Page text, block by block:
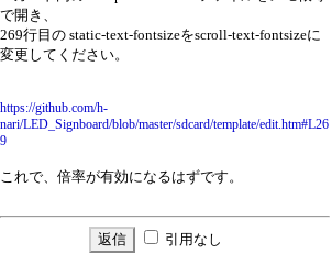
で開き、
269行目の static-text-fontsizeをscroll-text-fontsizeに
変更してください。
https://github.com/h-
nari/LED_Signboard/blob/master/sdcard/template/edit.htm#L26
9
これで、倍率が有効になるはずです。
引用なし